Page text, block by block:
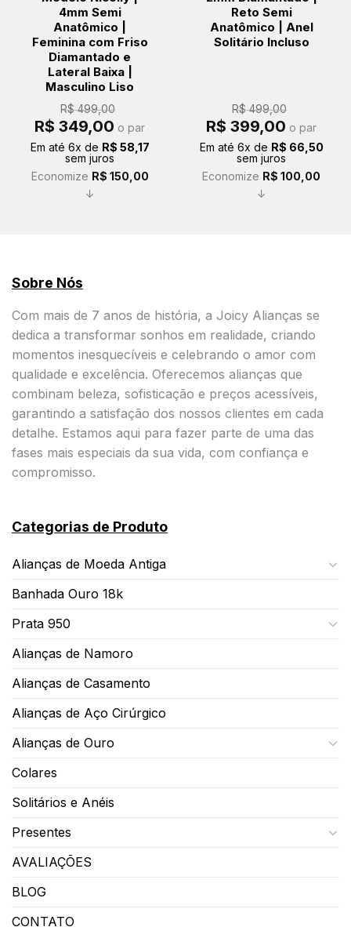
4mm Semi
Anatômico |
Feminina com Friso
Diamantado e
Lateral Baixa |
Masculino Liso
R$499,00
O
preço
era:
R$ 499,00.
R$ 349,00 preço
é:
o par
Em até 6x de R$ 58,17
sem juros
Economize R$ 150,00
↓
Reto Semi
Anatômico | Anel
Solitário Incluso
R$499,00
O
preço
era:
R$ 499,00.
R$ 399,00 preço
é:
o par
Em até 6x de R$ 66,50
sem juros
Economize R$ 100,00
↓
Sobre Nós
Com mais de 7 anos de história, a Joicy Alianças se
dedica a transformar sonhos em realidade, criando
momentos inesquecíveis e celebrando o amor com
qualidade e excelência. Oferecemos alianças que
combinam beleza, sofisticação e preços acessíveis,
garantindo a satisfação dos nossos clientes em cada
detalhe. Estamos aqui para fazer parte de uma das
fases mais especiais da sua vida, com confiança e
compromisso.
Categorias de Produto
Alianças de Moeda Antiga
Banhada Ouro 18k
Prata 950
Alianças de Namoro
Alianças de Casamento
Alianças de Aço Cirúrgico
Alianças de Ouro
Colares
Solitários e Anéis
Presentes
AVALIAÇÕES
BLOG
CONTATO